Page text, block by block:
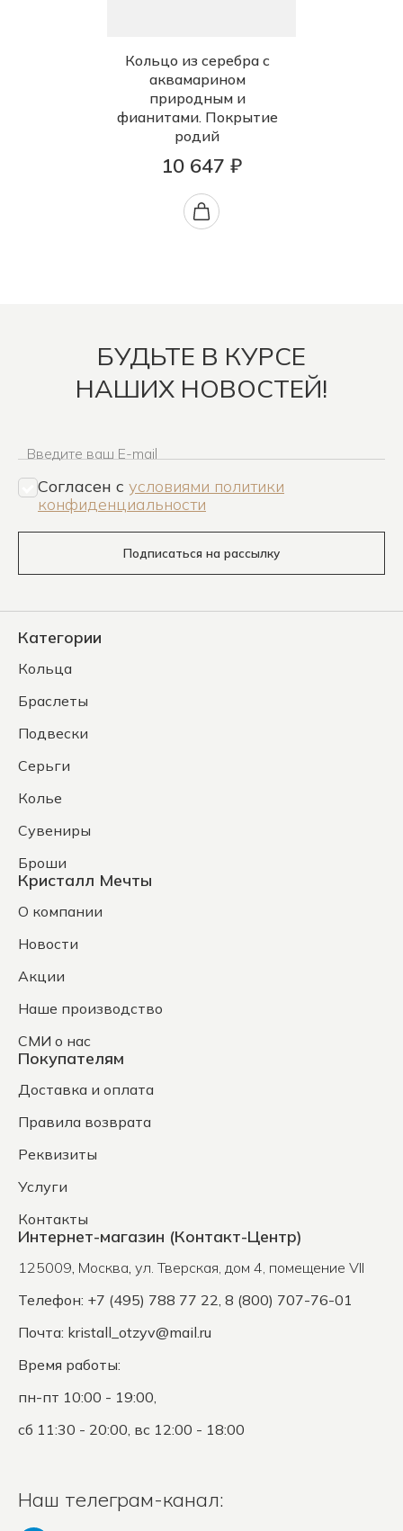
Кольцо из серебра с
аквамарином
природным и
фианитами. Покрытие
родий
10 647 ₽
БУДЬТЕ В КУРСЕ
НАШИХ НОВОСТЕЙ!
Введите ваш E-mail
Согласен c условиями политики
конфиденциальности
Подписаться на рассылку
Категории
Кольца
Браслеты
Подвески
Серьги
Колье
Сувениры
Броши
Кристалл Мечты
О компании
Новости
Акции
Наше производство
СМИ о нас
Покупателям
Доставка и оплата
Правила возврата
Реквизиты
Услуги
Контакты
Интернет-магазин (Контакт-Центр)
125009, Москва, ул. Тверская, дом 4, помещение VII
Телефон: +7 (495) 788 77 22, 8 (800) 707-76-01
Почта: kristall_otzyv@mail.ru
Время работы:
пн-пт 10:00 - 19:00,
сб 11:30 - 20:00, вс 12:00 - 18:00
Наш телеграм-канал: